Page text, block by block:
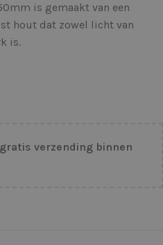
is gemaakt van een
hout dat zowel licht van
is.
gratis verzending binnen